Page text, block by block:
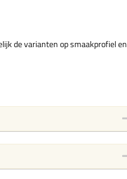
de varianten op smaakprofiel en